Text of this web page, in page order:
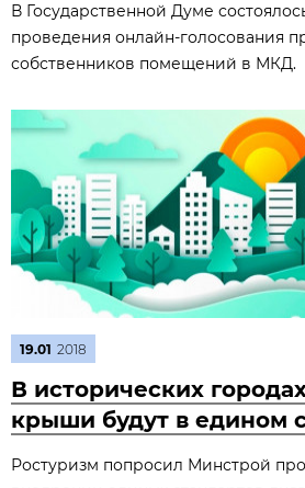
В Государственной Думе
проведения онлайн-голосования
собственников помещений в МКД.
19.01 2018
В исторических
крыши будут в едином
Ростуризм попросил Минстрой